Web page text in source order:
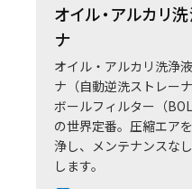
オイル・アルカリ
ナ
オイル・アルカリ洗浄
ナ（自動逆洗ストレー
ボールフィルター（
の世界定番。圧縮エア
浄し、メンテナンスな
します。